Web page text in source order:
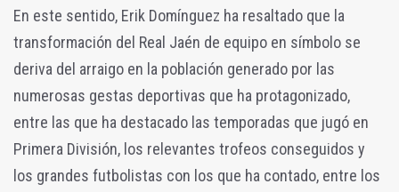
En este sentido, Erik Domínguez ha resaltado que la
transformación del Real Jaén de equipo en símbolo se
deriva del arraigo en la población generado por las
numerosas gestas deportivas que ha protagonizado,
entre las que ha destacado las temporadas que jugó en
Primera División, los relevantes trofeos conseguidos y
los grandes futbolistas con los que ha contado, entre los